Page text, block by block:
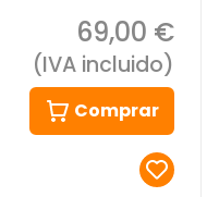
69,00 €
(IVA incluido)
Comprar